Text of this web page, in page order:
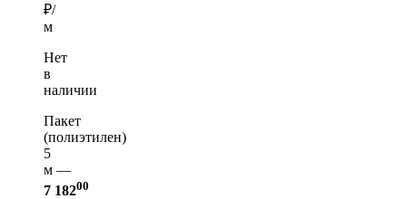
₽/
м
Нет
в
наличии
Пакет
(полиэтилен)
5
м —
7 18200